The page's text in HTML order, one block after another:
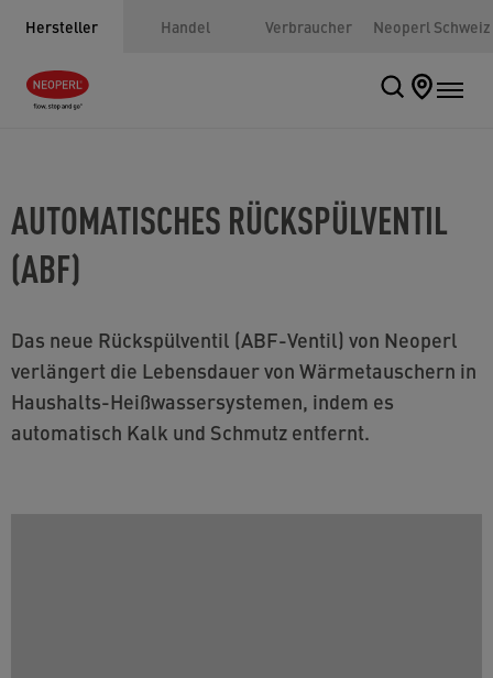
Hersteller Handel Verbraucher Neoperl Schweiz
AUTOMATISCHES RÜCKSPÜLVENTIL
(ABF)
Das neue Rückspülventil (ABF-Ventil) von Neoperl
verlängert die Lebensdauer von Wärmetauschern in
Haushalts-Heißwassersystemen, indem es
automatisch Kalk und Schmutz entfernt.